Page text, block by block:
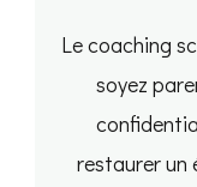
Le coaching
soyez
restaurer un